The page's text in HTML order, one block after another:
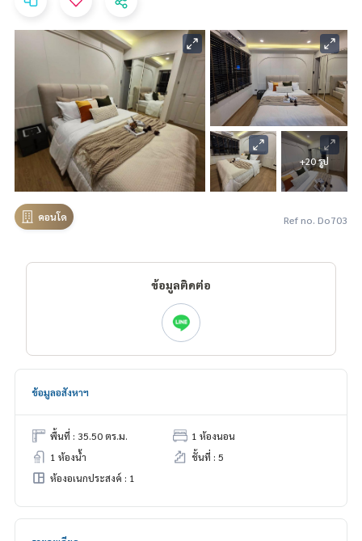
+20 รูป
คอนโด Ref no. Do703
ข้อมูลติดต่อ
ข้อมูลอสังหาฯ
พื้นที่ : 35.50 ตร.ม.
1 ห้องนอน
1 ห้องน้ำ
ชั้นที่ : 5
ห้องอเนกประสงค์ : 1